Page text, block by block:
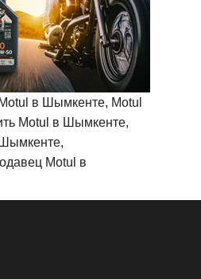
в Шымкенте, Motul
Motul в Шымкенте,
Motul в